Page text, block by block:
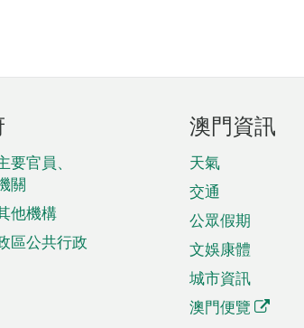
官員、
關
他機構
區公共行政
澳門資訊
天氣
交通
公眾假期
文娛康體
城市資訊
澳門便覽